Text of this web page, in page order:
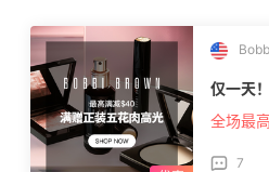
仅一天
全场最
7